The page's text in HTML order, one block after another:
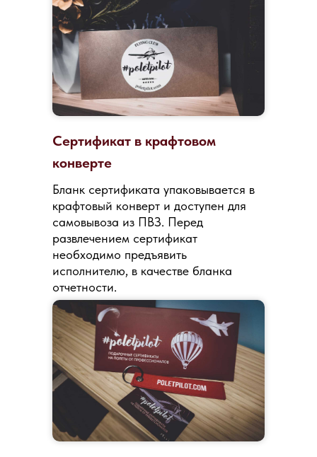
Сертификат в крафтовом
конверте
Бланк сертификата упаковывается в
крафтовый конверт и доступен для
самовывоза из ПВЗ. Перед
развлечением сертификат
необходимо предъявить
исполнителю, в качестве бланка
отчетности.